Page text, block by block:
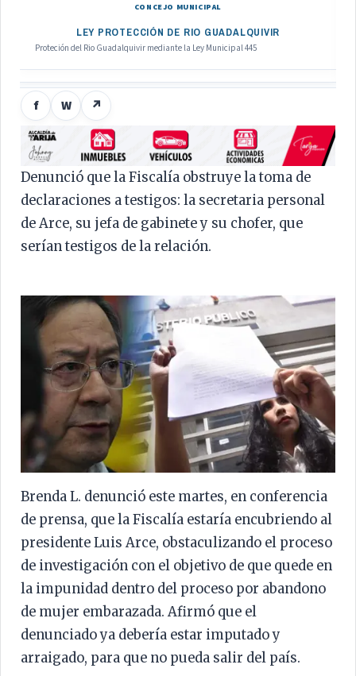
CONCEJO MUNICIPAL
LEY PROTECCIÓN DE RIO GUADALQUIVIR
Proteción del Rio Guadalquivir mediante la Ley Municipal 445
f W ↗
Denunció que la Fiscalía obstruye la toma de
declaraciones a testigos: la secretaria personal
de Arce, su jefa de gabinete y su chofer, que
serían testigos de la relación.
Brenda L. denunció este martes, en conferencia
de prensa, que la Fiscalía estaría encubriendo al
presidente Luis Arce, obstaculizando el proceso
de investigación con el objetivo de que quede en
la impunidad dentro del proceso por abandono
de mujer embarazada. Afirmó que el
denunciado ya debería estar imputado y
arraigado, para que no pueda salir del país.